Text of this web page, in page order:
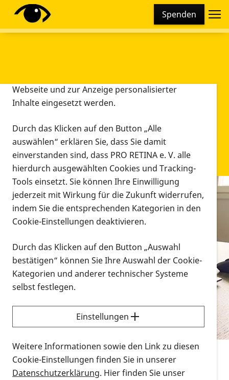
Spenden
Infomaterial
Infomaterial
Vorlesen
Alle Infomaterialien in verschiedenen
Formaten an einem Ort
Sie möchten wissen, wie Sie nach Infonmaterial
suchen und dieses bestellen bzw. herunterladen
können? Schauen Sie sich dieErklärvideos zum
Thema Infomaterial auf der PRO RETINA-Website
für blinde und sehbehinderte Menschen an.
Diese Webseite setzt verschiedene Cookies und
Tracking-Tools ein. Dies beinhaltet Cookies und
Webseite und zur Anzeige personalisierter
Inhalte eingesetzt werden.
Durch das Klicken auf den Button „Alle
auswählen“ erklären Sie, dass Sie damit
einverstanden sind, dass PRO RETINA e. V. alle
hierdurch ausgewählten Cookies und Tracking-
Tools einsetzt. Sie können Ihre Einwilligung
jederzeit mit Wirkung für die Zukunft widerrufen,
indem Sie die entsprechenden Kategorien in den
Cookie-Einstellungen deaktivieren.
Durch das Klicken auf den Button „Auswahl
bestätigen“ können Sie Ihre Auswahl der Cookie-
Kategorien und anderer technischer Systeme
selbst festlegen.
Einstellungen
Weitere Informationen sowie den Link zu diesen
Cookie-Einstellungen finden Sie in unserer
Datenschutzerklärung. Hier finden Sie unser